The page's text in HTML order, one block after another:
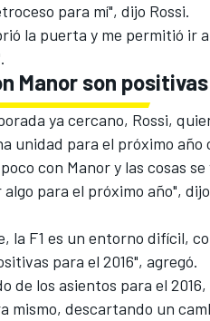
para mí", dijo Rossi.
la puerta y me permitió ir
Manor son positivas
ya cercano, Rossi,
unidad para el próximo año
con Manor y las cosas
para el próximo año",
la F1 es un entorno difícil,
para el 2016", agregó.
de los asientos para el
mismo, descartando un